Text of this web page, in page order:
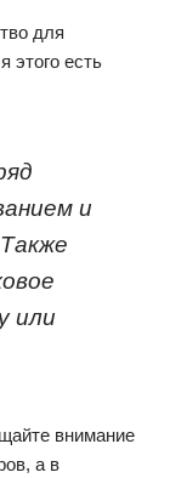
для
этого есть
и
или
внимание
а в